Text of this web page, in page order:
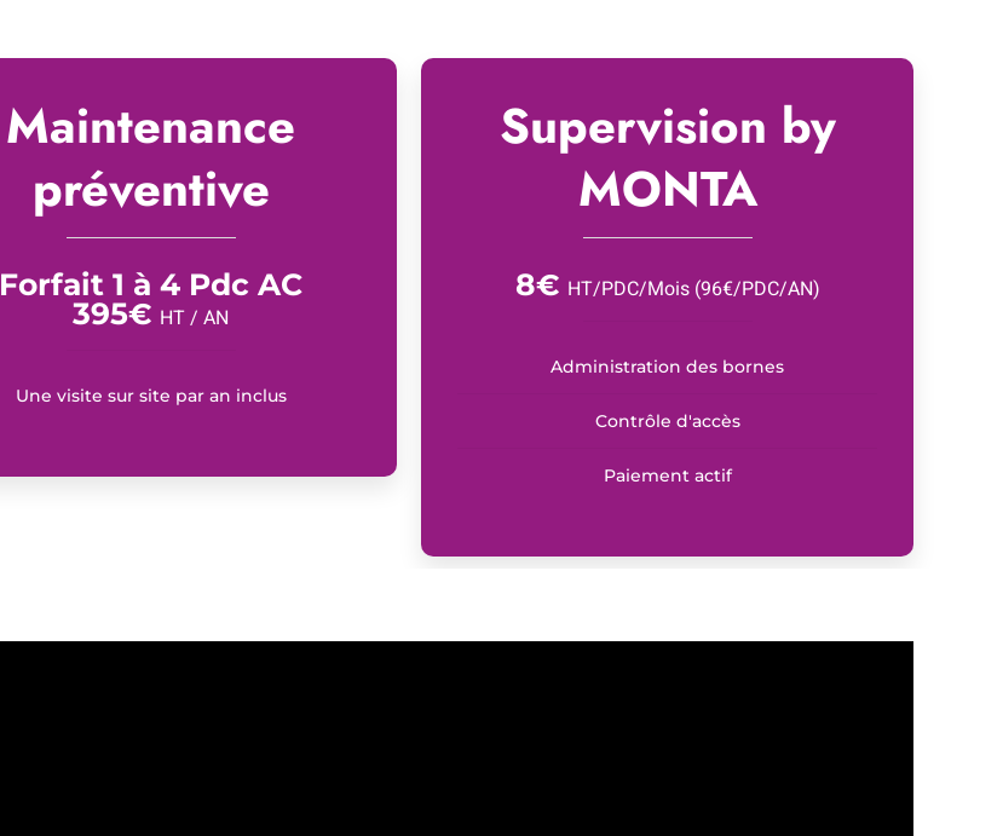
Maintenance
préventive
Forfait 1 à 4 Pdc AC
395€ HT / AN
Une visite sur site par an inclus
Supervision by
MONTA
8€ HT/PDC/Mois (96€/PDC/AN)
Administration des bornes
Contrôle d'accès
Paiement actif